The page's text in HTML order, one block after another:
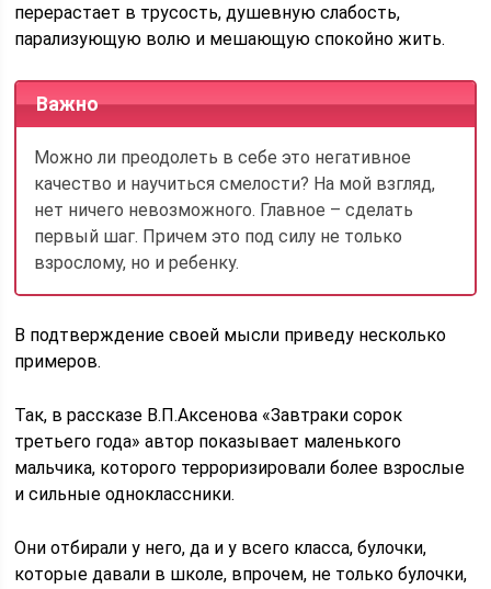
перерастает в трусость, душевную слабость,
парализующую волю и мешающую спокойно жить.
Важно
Можно ли преодолеть в себе это негативное
качество и научиться смелости? На мой взгляд,
нет ничего невозможного. Главное – сделать
первый шаг. Причем это под силу не только
взрослому, но и ребенку.
В подтверждение своей мысли приведу несколько
примеров.
Так, в рассказе В.П.Аксенова «Завтраки сорок
третьего года» автор показывает маленького
мальчика, которого терроризировали более взрослые
и сильные одноклассники.
Они отбирали у него, да и у всего класса, булочки,
которые давали в школе, впрочем, не только булочки,